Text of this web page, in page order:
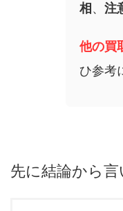
相 、 注
他の買
ひ参考
先に結論から言